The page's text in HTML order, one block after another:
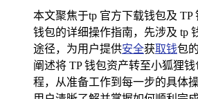
本文聚焦于tp 官方下载钱包及 TP
钱包的详细操作指南，先涉及 tp
途径，为用户提供安全获取钱包
阐述将 TP 钱包资产转至小狐狸
程，从准备工作到每一步的具体